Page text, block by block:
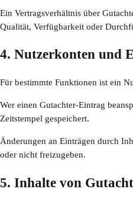
Ein Vertragsverhältnis über
Qualität, Verfügbarkeit oder
4. Nutzerkonten und
Für bestimmte Funktionen ist ein
Wer einen Gutachter-Eintrag
Zeitstempel gespeichert.
Änderungen an Einträgen durch
oder nicht freizugeben.
5. Inhalte von